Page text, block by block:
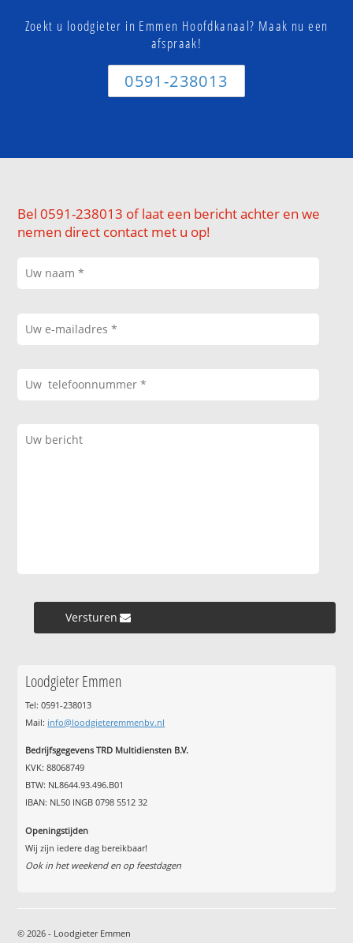
Zoekt u loodgieter in Emmen Hoofdkanaal? Maak nu een
afspraak!
0591-238013
Bel 0591-238013 of laat een bericht achter en we
nemen direct contact met u op!
Versturen »
Loodgieter Emmen
Tel: 0591-238013
Mail: info@loodgieteremmenbv.nl
Bedrijfsgegevens TRD Multidiensten B.V.
KVK: 88068749
BTW: NL8644.93.496.B01
IBAN: NL50 INGB 0798 5512 32
Openingstijden
Wij zijn iedere dag bereikbaar!
Ook in het weekend en op feestdagen
© 2026 - Loodgieter Emmen